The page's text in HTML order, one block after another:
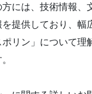
には、技術情報、
提供しており、幅
リン」について理